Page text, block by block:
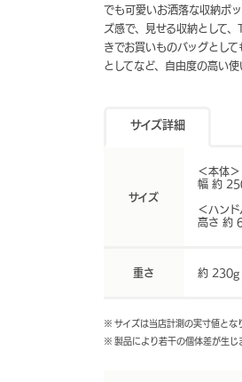
でも可愛いお洒落な収納ボ
ズ感で、見せる収納として
きでお買いものバッグとし
としてなど、自由度の高い使
サイズ詳細
サイズ
＜本体＞
幅 約
＜ハンド
高さ 約
重さ 約 230g
※ サイズは当店計測の実寸値とな
※ 製品により若干の個体差が生じ